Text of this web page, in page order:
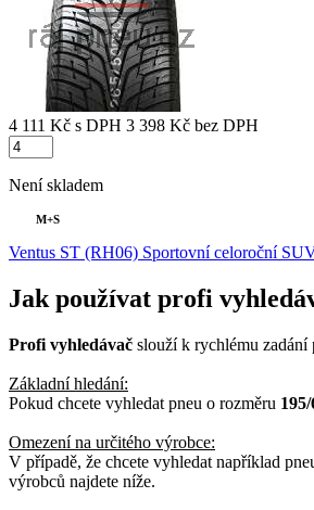
4 111 Kč s DPH 3 398 Kč bez DPH
Není skladem
M+S
Ventus ST (RH06) Sportovní celoroční
Jak používat profi
Profi vyhledávač slouží k rychlému zadání
Základní hledání:
Pokud chcete vyhledat pneu o rozměru
Omezení na určitého výrobce:
V případě, že chcete vyhledat například
výrobců najdete níže.